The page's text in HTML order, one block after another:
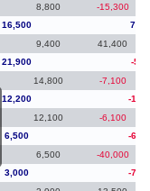
8,800 -15,300
16,500
9,400 41,400
21,900
-
14,800 -7,100
12,200
-
12,100 -6,100
6,500
-
6,500 -40,000
3,000
-